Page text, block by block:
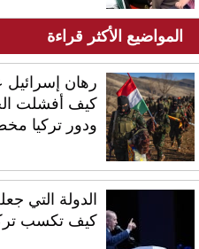
المواضيع الأكثر قراءة
رهان إسرائيل
كيف أفشلت
ودور تركيا
الدولة التي
كيف تكسب